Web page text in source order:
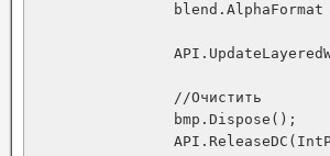
blend.AlphaFormat
                //Очистить
                bmp.Dispose();